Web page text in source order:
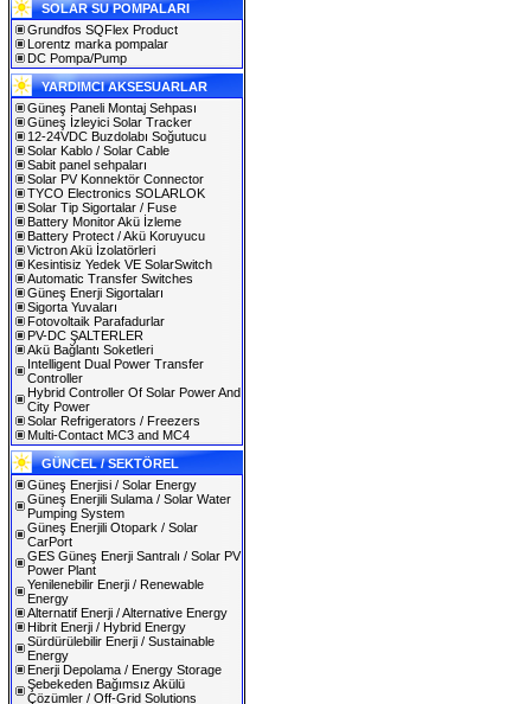
SOLAR SU POMPALARI
Grundfos SQFlex Product
Lorentz marka pompalar
DC Pompa/Pump
YARDIMCI AKSESUARLAR
Güneş Paneli Montaj Sehpası
Güneş İzleyici Solar Tracker
12-24VDC Buzdolabı Soğutucu
Solar Kablo / Solar Cable
Sabit panel sehpaları
Solar PV Konnektör Connector
TYCO Electronics SOLARLOK
Solar Tip Sigortalar / Fuse
Battery Monitor Akü İzleme
Battery Protect / Akü Koruyucu
Victron Akü İzolatörleri
Kesintisiz Yedek VE SolarSwitch
Automatic Transfer Switches
Güneş Enerji Sigortaları
Sigorta Yuvaları
Fotovoltaik Parafadurlar
PV-DC ŞALTERLER
Akü Bağlantı Soketleri
Intelligent Dual Power Transfer
Controller
Hybrid Controller Of Solar Power And
City Power
Solar Refrigerators / Freezers
Multi-Contact MC3 and MC4
GÜNCEL / SEKTÖREL
Güneş Enerjisi / Solar Energy
Güneş Enerjili Sulama / Solar Water
Pumping System
Güneş Enerjili Otopark / Solar
CarPort
GES Güneş Enerji Santralı / Solar PV
Power Plant
Yenilenebilir Enerji / Renewable
Energy
Alternatif Enerji / Alternative Energy
Hibrit Enerji / Hybrid Energy
Sürdürülebilir Enerji / Sustainable
Energy
Enerji Depolama / Energy Storage
Şebekeden Bağımsız Akülü
Çözümler / Off-Grid Solutions